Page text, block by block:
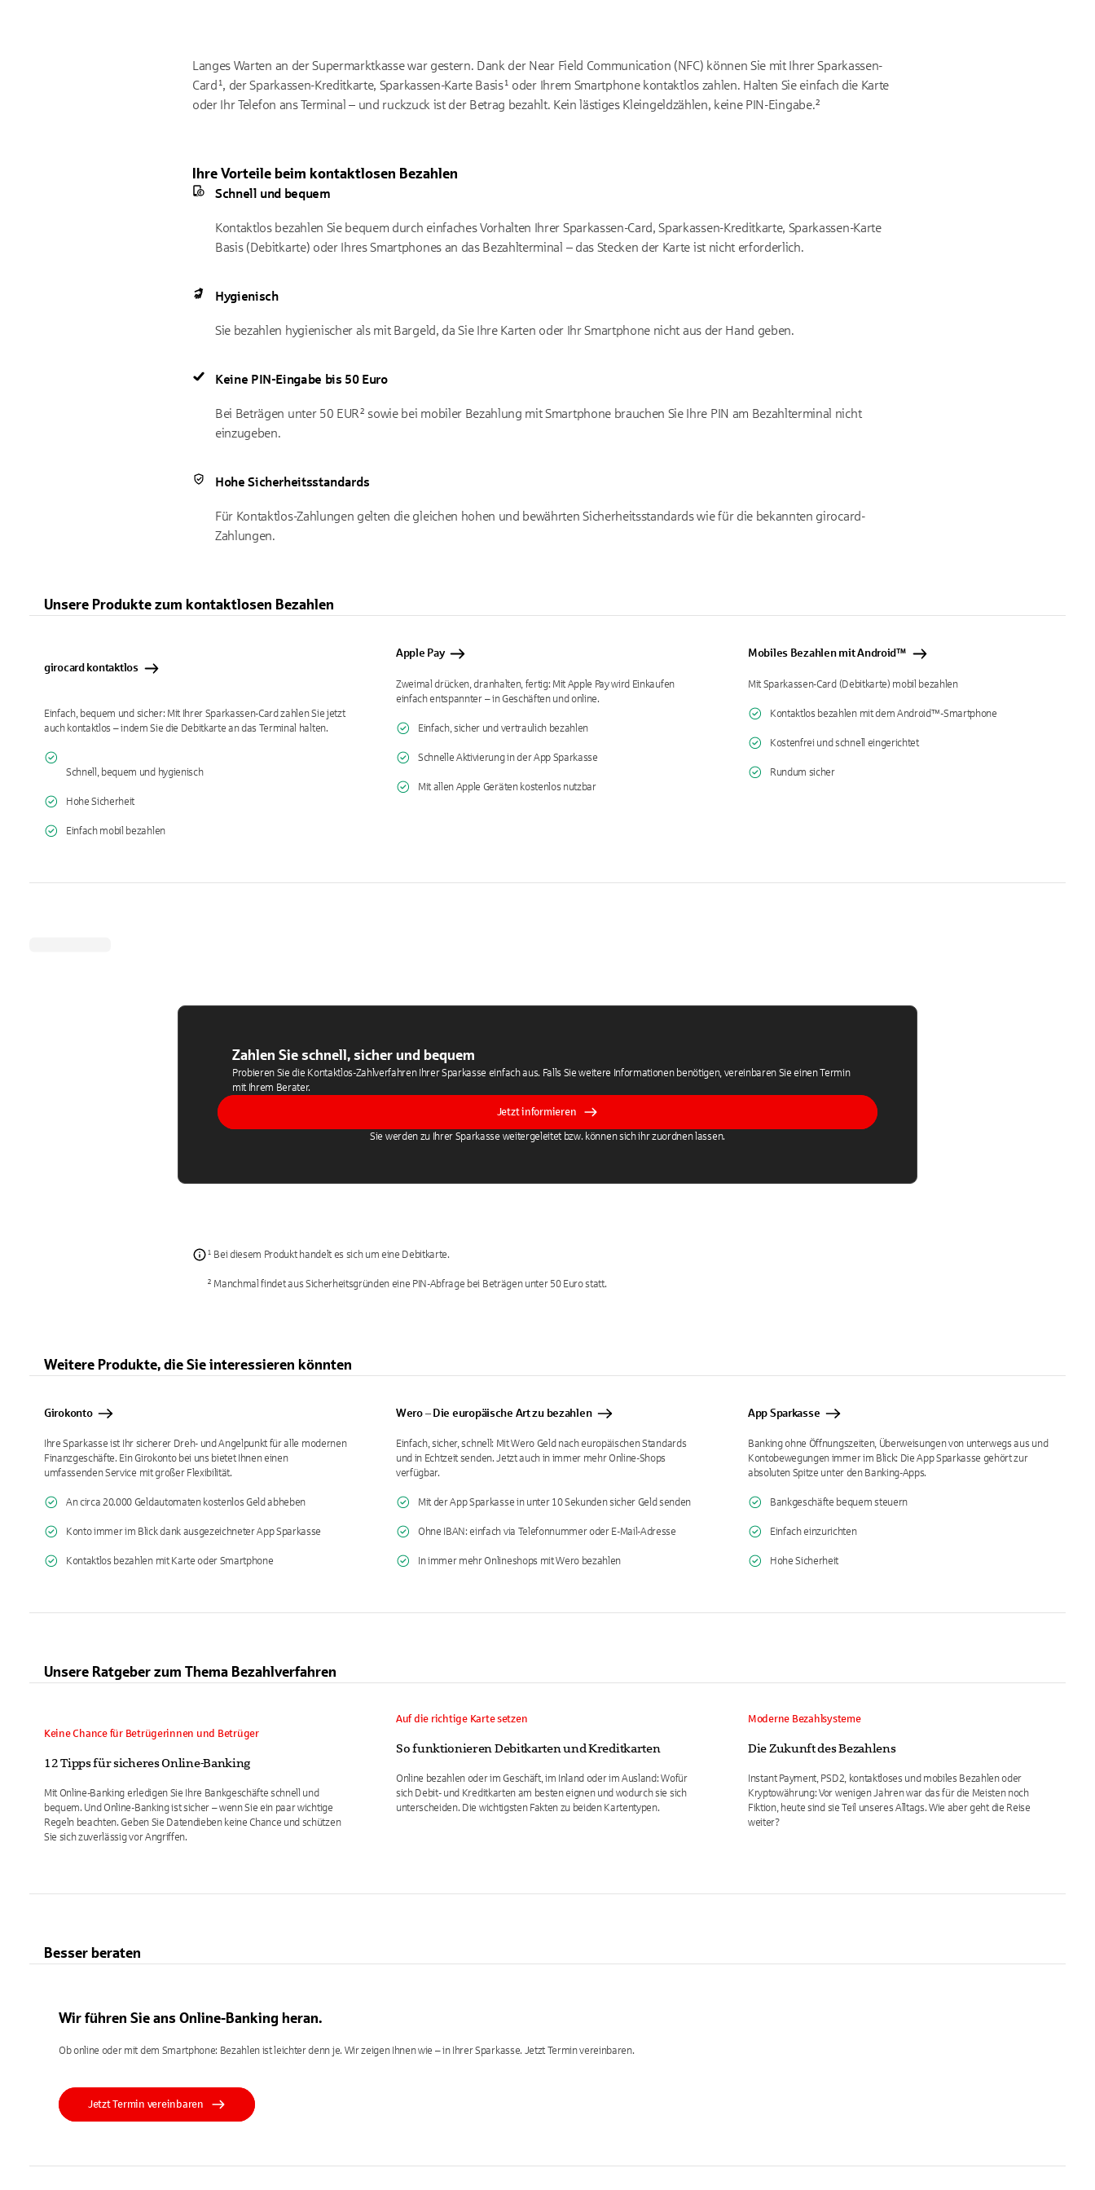
Langes Warten an der Supermarktkasse war gestern. Dank der Near Field Communication (NFC) können Sie mit Ihrer Sparkassen-
Card¹, der Sparkassen-Kreditkarte, Sparkassen-Karte Basis¹ oder Ihrem Smartphone kontaktlos zahlen. Halten Sie einfach die Karte
oder Ihr Telefon ans Terminal – und ruckzuck ist der Betrag bezahlt. Kein lästiges Kleingeldzählen, keine PIN-Eingabe.²
Ihre Vorteile beim kontaktlosen Bezahlen
Schnell und bequem
Kontaktlos bezahlen Sie bequem durch einfaches Vorhalten Ihrer Sparkassen-Card, Sparkassen-Kreditkarte, Sparkassen-Karte
Basis (Debitkarte) oder Ihres Smartphones an das Bezahl­terminal – das Stecken der Karte ist nicht erforderlich.
Hygienisch
Sie bezahlen hygienischer als mit Bar­geld, da Sie Ihre Karten oder Ihr Smartphone nicht aus der Hand geben.
Keine PIN-Eingabe bis 50 Euro
Bei Beträgen unter 50 EUR² sowie bei mobiler Bezahlung mit Smartphone brauchen Sie Ihre PIN am Bezahlterminal nicht
einzugeben.
Hohe Sicherheitsstandards
Für Kontaktlos-Zahlungen gelten die gleichen hohen und bewährten Sicherheits­standards wie für die bekannten girocard-
Zahlungen.
Unsere Produkte zum kontaktlosen Bezahlen
girocard kontaktlos
Einfach, bequem und sicher: Mit Ihrer Sparkassen-Card zahlen Sie jetzt
auch kontaktlos – indem Sie die Debitkarte an das Terminal halten.
Schnell, bequem und hygienisch
Hohe Sicherheit
Einfach mobil bezahlen
Apple Pay
Zweimal drücken, dranhalten, fertig: Mit Apple Pay wird Einkaufen
einfach entspannter – in Geschäften und online.
Einfach, sicher und vertraulich bezahlen
Schnelle Aktivierung in der App Sparkasse
Mit allen Apple Geräten kostenlos nutzbar
Mobiles Bezahlen mit Android™
Mit Sparkassen-Card (Debitkarte) mobil bezahlen
Kontaktlos bezahlen mit dem Android™-Smartphone
Kostenfrei und schnell eingerichtet
Rundum sicher
Zahlen Sie schnell, sicher und bequem
Probieren Sie die Kontaktlos-Zahlverfahren Ihrer Sparkasse einfach aus. Falls Sie weitere Informationen benötigen, vereinbaren Sie einen Termin
mit Ihrem Berater.
Jetzt informieren
Sie werden zu Ihrer Sparkasse weitergeleitet bzw. können sich ihr zuordnen lassen.
¹ Bei diesem Produkt handelt es sich um eine Debitkarte.
² Manchmal findet aus Sicherheitsgründen eine PIN-Abfrage bei Beträgen unter 50 Euro statt.
Weitere Produkte, die Sie interessieren könnten
Girokonto
Ihre Sparkasse ist Ihr sicherer Dreh- und Angelpunkt für alle modernen
Finanzgeschäfte. Ein Girokonto bei uns bietet Ihnen einen
umfassenden Service mit großer Flexibilität.
An circa 20.000 Geldautomaten kostenlos Geld abheben
Konto immer im Blick dank ausgezeichneter App Sparkasse
Kontaktlos bezahlen mit Karte oder Smartphone
Wero ‒ Die europäische Art zu bezahlen
Einfach, sicher, schnell: Mit Wero Geld nach europäischen Standards
und in Echtzeit senden. Jetzt auch in immer mehr Online-Shops
verfügbar.
Mit der App Sparkasse in unter 10 Sekunden sicher Geld senden
Ohne IBAN: einfach via Telefonnummer oder E-Mail-Adresse
In immer mehr Onlineshops mit Wero bezahlen
App Sparkasse
Banking ohne Öffnungszeiten, Überweisungen von unterwegs aus und
Kontobewegungen immer im Blick: Die App Sparkasse gehört zur
absoluten Spitze unter den Banking-Apps.
Bankgeschäfte bequem steuern
Einfach einzurichten
Hohe Sicherheit
Unsere Ratgeber zum Thema Bezahlverfahren
Keine Chance für Betrügerinnen und Betrüger
12 Tipps für sicheres Online-Banking
Mit Online-Banking erledigen Sie Ihre Bankgeschäfte schnell und
bequem. Und Online-Banking ist sicher – wenn Sie ein paar wichtige
Regeln beachten. Geben Sie Datendieben keine Chance und schützen
Sie sich zuverlässig vor Angriffen.
Auf die richtige Karte setzen
So funktionieren Debitkarten und Kreditkarten
Online bezahlen oder im Geschäft, im Inland oder im Ausland: Wofür
sich Debit- und Kreditkarten am besten eignen und wodurch sie sich
unterscheiden. Die wichtigsten Fakten zu beiden Kartentypen.
Moderne Bezahlsysteme
Die Zukunft des Bezahlens
Instant Payment, PSD2, kontaktloses und mobiles Bezahlen oder
Kryptowährung: Vor wenigen Jahren war das für die Meisten noch
Fiktion, heute sind sie Teil unseres Alltags. Wie aber geht die Reise
weiter?
Besser beraten
Wir führen Sie ans Online-Banking heran.
Ob online oder mit dem Smartphone: Bezahlen ist leichter denn je. Wir zeigen Ihnen wie – in Ihrer Sparkasse. Jetzt Termin vereinbaren.
Jetzt Termin vereinbaren